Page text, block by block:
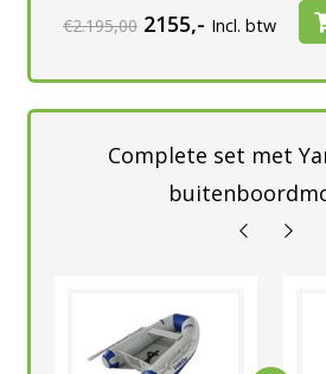
€2.195,00 2155,- Incl. btw
Complete set met